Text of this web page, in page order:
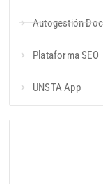
Autogestión
Plataforma SEO
UNSTA App